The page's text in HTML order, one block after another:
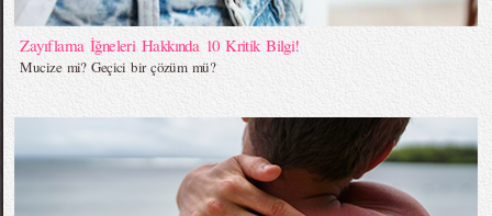
Zayıflama İğneleri Hakkında 10 Kritik Bilgi!
Mucize mi? Geçici bir çözüm mü?